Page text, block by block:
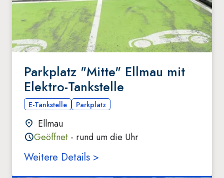
Parkplatz "Mitte" Ellmau mit
Elektro-Tankstelle
E-Tankstelle Parkplatz
Ellmau
Geöffnet - rund um die Uhr
Weitere Details >